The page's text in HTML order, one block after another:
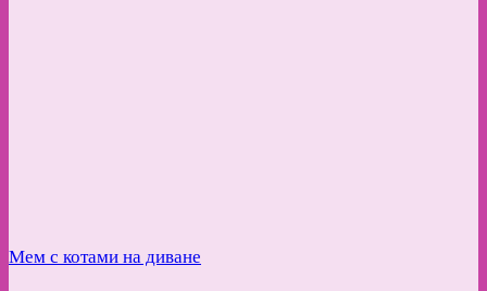
Мем с котами на диване